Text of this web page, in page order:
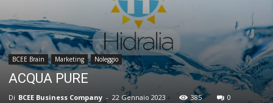
BCEE Brain Marketing Noleggio
ACQUA PURE
Di BCEE Business Company - 22 Gennaio 2023 385 0